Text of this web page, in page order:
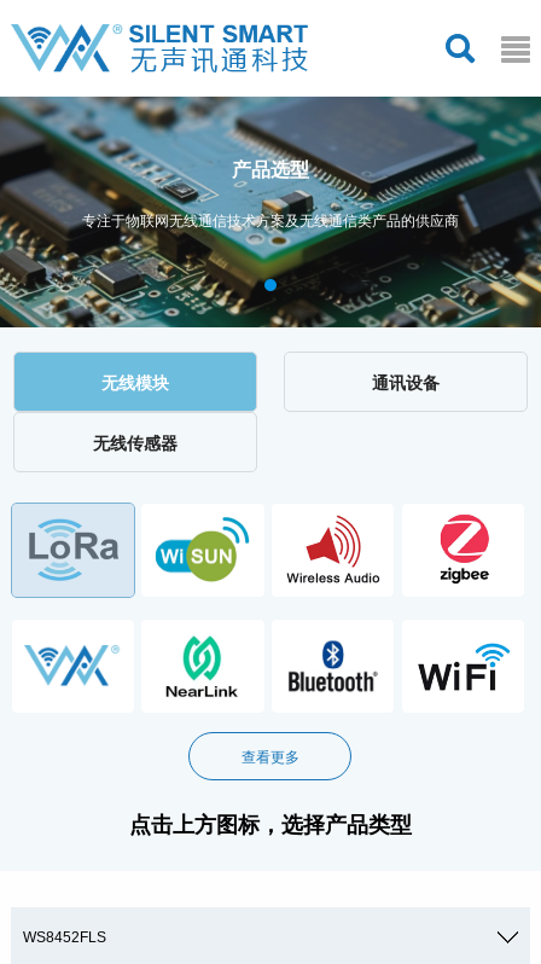
产品选型
专注于物联网无线通信技术方案及无线通信类产品的供应商
无线模块 通讯设备
无线传感器
查看更多
点击上方图标，选择产品类型
WS8452FLS